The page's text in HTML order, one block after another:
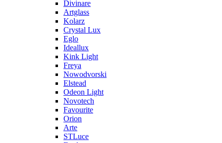
Divinare
Artglass
Kolarz
Crystal Lux
Eglo
Ideallux
Kink Light
Freya
Nowodvorski
Elstead
Odeon Light
Novotech
Favourite
Orion
Arte
STLuce